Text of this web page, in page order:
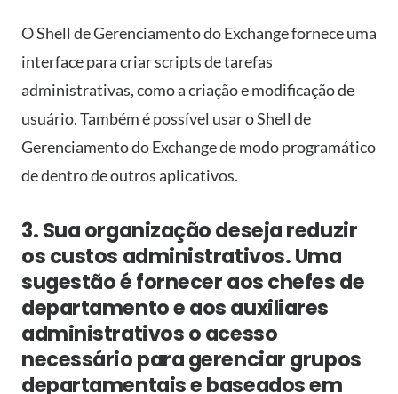
O Shell de Gerenciamento do Exchange fornece uma
interface para criar scripts de tarefas
administrativas, como a criação e modificação de
usuário. Também é possível usar o Shell de
Gerenciamento do Exchange de modo programático
de dentro de outros aplicativos.
3. Sua organização deseja reduzir
os custos administrativos. Uma
sugestão é fornecer aos chefes de
departamento e aos auxiliares
administrativos o acesso
necessário para gerenciar grupos
departamentais e baseados em